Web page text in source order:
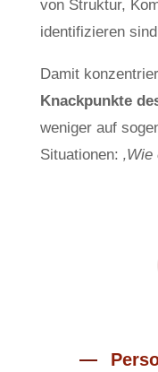
von Struktur,
identifizieren
Damit
Knackpunkte
weniger auf
Situationen: